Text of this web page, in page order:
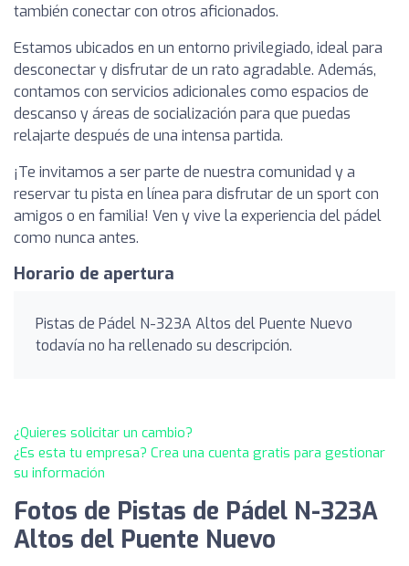
también conectar con otros aficionados.
Estamos ubicados en un entorno privilegiado, ideal para
desconectar y disfrutar de un rato agradable. Además,
contamos con servicios adicionales como espacios de
descanso y áreas de socialización para que puedas
relajarte después de una intensa partida.
¡Te invitamos a ser parte de nuestra comunidad y a
reservar tu pista en línea para disfrutar de un sport con
amigos o en familia! Ven y vive la experiencia del pádel
como nunca antes.
Horario de apertura
Pistas de Pádel N-323A Altos del Puente Nuevo
todavía no ha rellenado su descripción.
¿Quieres solicitar un cambio?
¿Es esta tu empresa? Crea una cuenta gratis para gestionar
su información
Fotos de Pistas de Pádel N-323A
Altos del Puente Nuevo